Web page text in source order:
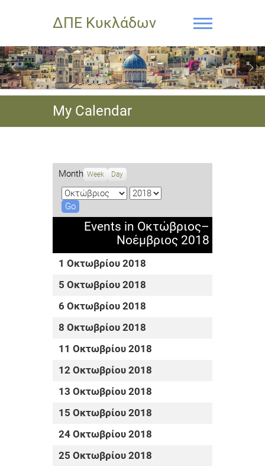
ΔΠΕ Κυκλάδων
My Calendar
Month Week Day
M
o
n
Y
a
r
Events in Οκτώβριος–
Νοέμβριος 2018
1 Οκτωβρίου 2018
5 Οκτωβρίου 2018
6 Οκτωβρίου 2018
8 Οκτωβρίου 2018
11 Οκτωβρίου 2018
12 Οκτωβρίου 2018
13 Οκτωβρίου 2018
15 Οκτωβρίου 2018
24 Οκτωβρίου 2018
25 Οκτωβρίου 2018